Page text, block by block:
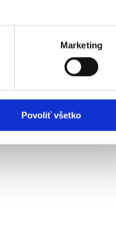
Marketing
Povoliť všetko